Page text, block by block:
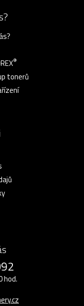
®
tonerů
hod.